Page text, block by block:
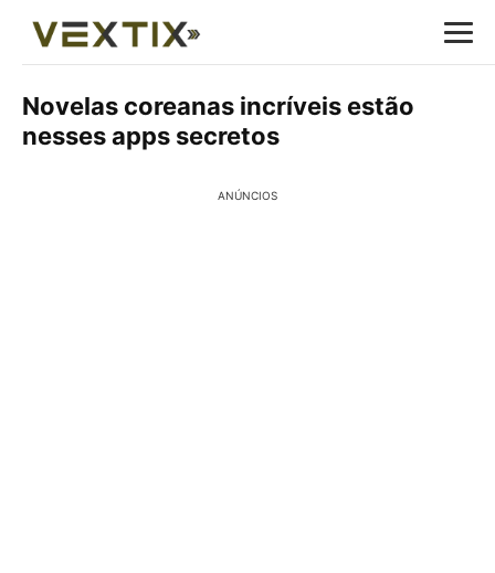
Novelas coreanas incríveis estão
nesses apps secretos
ANÚNCIOS